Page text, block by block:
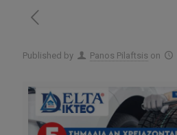
Published by Panos Pilaftsis on